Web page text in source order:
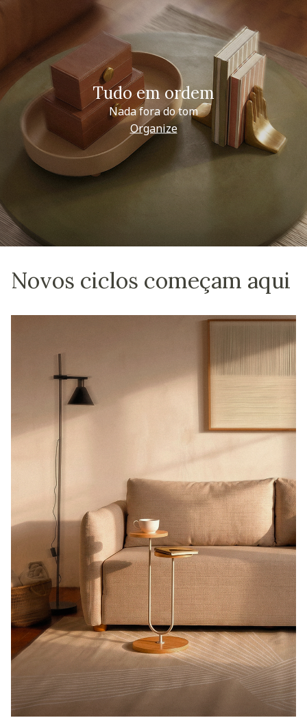
Tudo em ordem
Nada fora do tom
Organize
Novos ciclos começam aqui